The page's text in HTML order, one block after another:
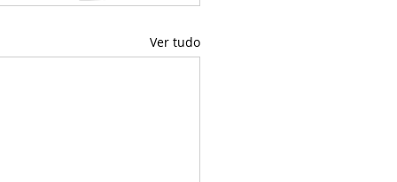
Ver tudo